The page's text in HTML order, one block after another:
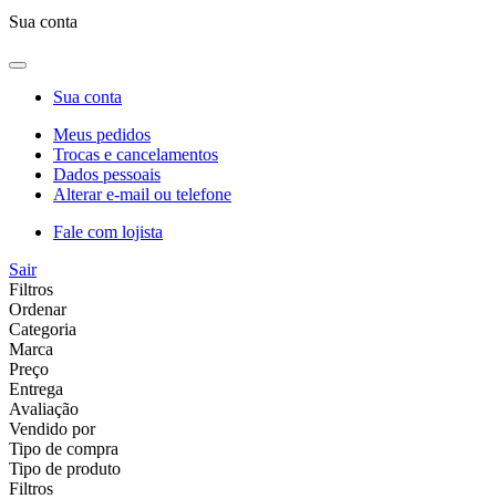
Sua conta
Sua conta
Meus pedidos
Trocas e cancelamentos
Dados pessoais
Alterar e-mail ou telefone
Fale com lojista
Sair
Filtros
Ordenar
Categoria
Marca
Preço
Entrega
Avaliação
Vendido por
Tipo de compra
Tipo de produto
Filtros